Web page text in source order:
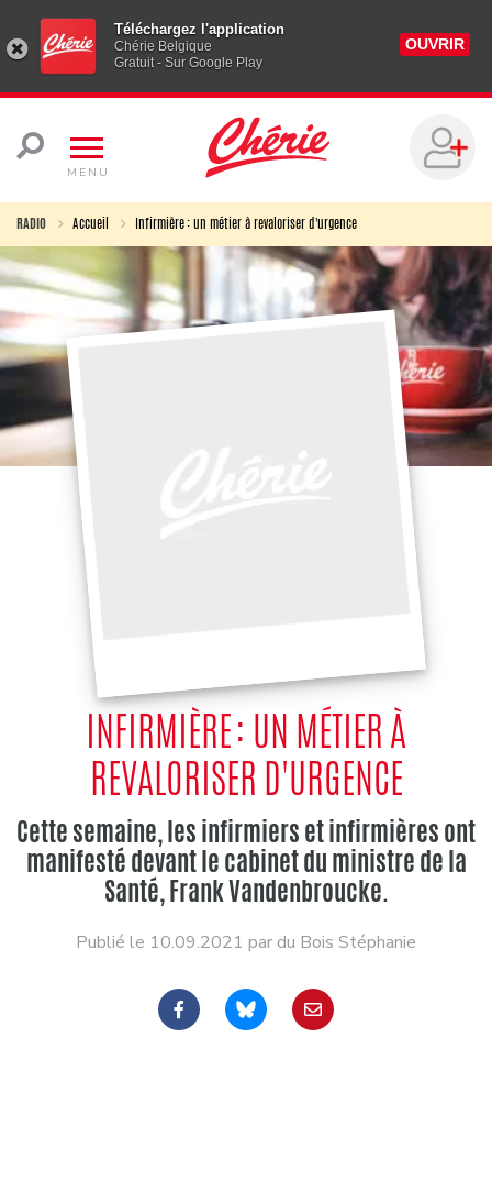
Téléchargez l'application
Chérie Belgique
Gratuit - Sur Google Play
OUVRIR
MENU
RADIO Accueil Infirmière : un métier à revaloriser d'urgence
INFIRMIÈRE : UN MÉTIER À
REVALORISER D'URGENCE
Cette semaine, les infirmiers et infirmières ont
manifesté devant le cabinet du ministre de la
Santé, Frank Vandenbroucke.
Publié le 10.09.2021 par du Bois Stéphanie